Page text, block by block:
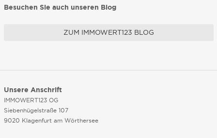
Besuchen Sie auch unseren Blog
ZUM IMMOWERT123 BLOG
Unsere Anschrift
IMMOWERT123 OG
Siebenhügelstraße 107
9020 Klagenfurt am Wörthersee